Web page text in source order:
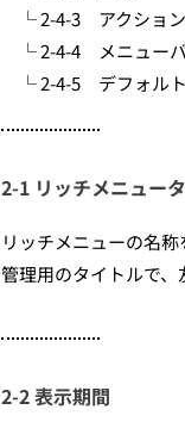
└ 2-4-3 アクション
└ 2-4-4 メニューバ
└ 2-4-5 デフォル
2-1 リッチメニュー
リッチメニューの名称
管理用のタイトルで、
2-2 表示期間